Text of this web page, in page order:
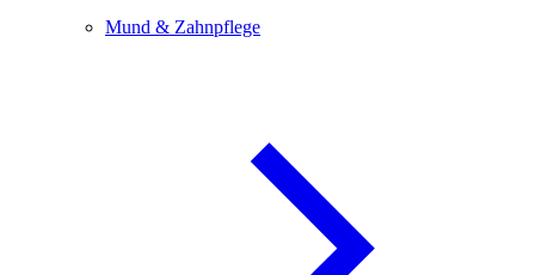
Mund & Zahnpflege